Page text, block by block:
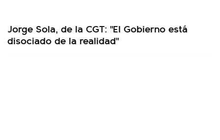
Jorge Sola, de la CGT: "El Gobierno está
disociado de la realidad"